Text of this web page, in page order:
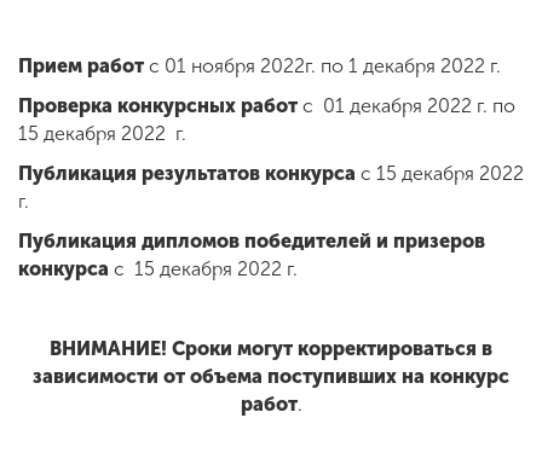
Прием работ с 01 ноября 2022г. по 1 декабря 2022 г.
Проверка конкурсных работ с 01 декабря 2022 г. по
15 декабря 2022 г.
Публикация результатов конкурса с 15 декабря 2022
г.
Публикация дипломов победителей и призеров
конкурса с 15 декабря 2022 г.
ВНИМАНИЕ! Сроки могут корректироваться в
зависимости от объема поступивших на конкурс
работ.